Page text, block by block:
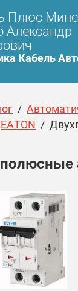
Плюс
Александр
Кабель
  /
EATON
/